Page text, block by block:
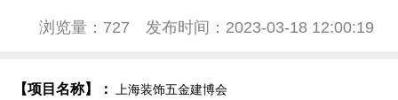
浏览量：727 发布时间：2023-03-18 12:00:19
【项目名称】： 上海装饰五金建博会